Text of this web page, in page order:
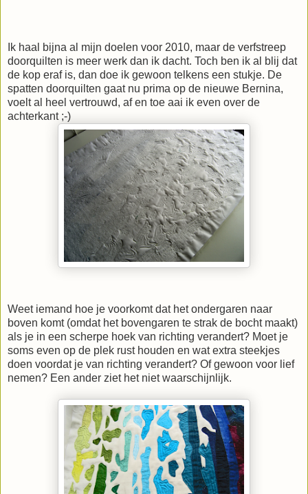
Ik haal bijna al mijn doelen voor 2010, maar de verfstreep
doorquilten is meer werk dan ik dacht. Toch ben ik al blij dat
de kop eraf is, dan doe ik gewoon telkens een stukje. De
spatten doorquilten gaat nu prima op de nieuwe Bernina,
voelt al heel vertrouwd, af en toe aai ik even over de
achterkant ;-)
Weet iemand hoe je voorkomt dat het ondergaren naar
boven komt (omdat het bovengaren te strak de bocht maakt)
als je in een scherpe hoek van richting verandert? Moet je
soms even op de plek rust houden en wat extra steekjes
doen voordat je van richting verandert? Of gewoon voor lief
nemen? Een ander ziet het niet waarschijnlijk.